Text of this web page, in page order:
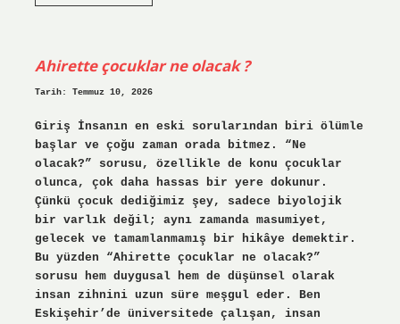
Ahirette çocuklar ne olacak ?
Tarih: Temmuz 10, 2026
Giriş İnsanın en eski sorularından biri ölümle
başlar ve çoğu zaman orada bitmez. “Ne
olacak?” sorusu, özellikle de konu çocuklar
olunca, çok daha hassas bir yere dokunur.
Çünkü çocuk dediğimiz şey, sadece biyolojik
bir varlık değil; aynı zamanda masumiyet,
gelecek ve tamamlanmamış bir hikâye demektir.
Bu yüzden “Ahirette çocuklar ne olacak?”
sorusu hem duygusal hem de düşünsel olarak
insan zihnini uzun süre meşgul eder. Ben
Eskişehir’de üniversitede çalışan, insan